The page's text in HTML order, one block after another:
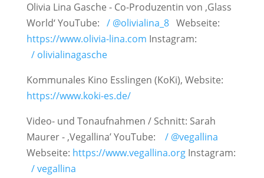
Olivia Lina Gasche - Co-Produzentin von ‚Glass
World‘ YouTube: / @olivialina_8 Webseite:
https://www.olivia-lina.com Instagram:
/ olivialinagasche
Kommunales Kino Esslingen (KoKi), Website:
https://www.koki-es.de/
Video- und Tonaufnahmen / Schnitt: Sarah
Maurer - ‚Vegallina’ YouTube:
/ @vegallina
Webseite: https://www.vegallina.orgInstagram:
/ vegallina